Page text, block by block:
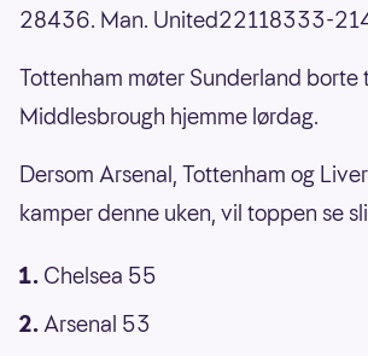
28436. Man. United22118333-
Tottenham møter Sunderland borte
Middlesbrough hjemme lørdag.
Dersom Arsenal, Tottenham og
kamper denne uken, vil toppen se
Chelsea 55
Arsenal 53